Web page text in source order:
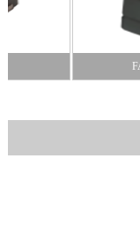
FACM-SERIES